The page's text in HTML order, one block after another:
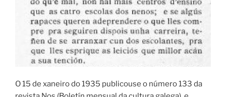
O 15 de xaneiro do 1935 publicouse o número 133 da